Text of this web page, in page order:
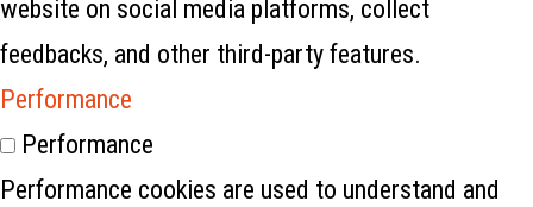
website on social media platforms, collect
feedbacks, and other third-party features.
Performance
Performance
Performance cookies are used to understand and